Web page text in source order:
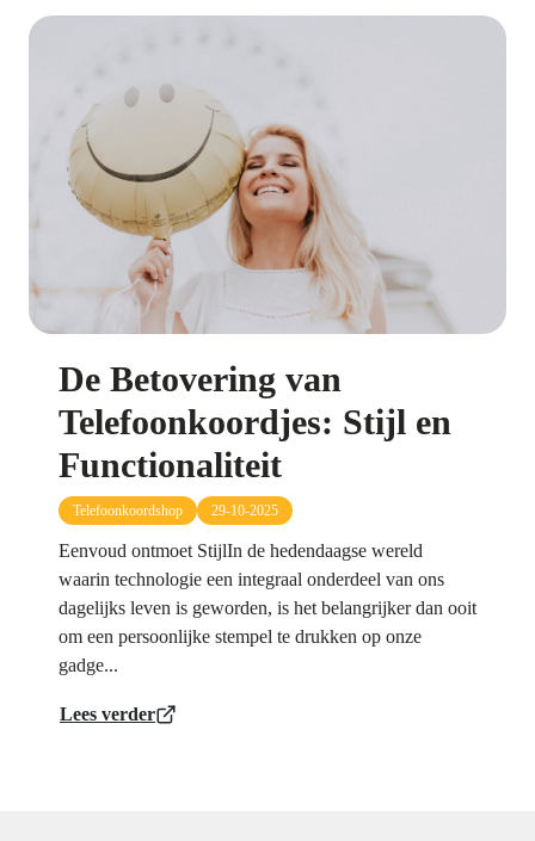
De Betovering van
Telefoonkoordjes: Stijl en
Functionaliteit
Telefoonkoordshop 29-10-2025
Eenvoud ontmoet StijlIn de hedendaagse wereld
waarin technologie een integraal onderdeel van ons
dagelijks leven is geworden, is het belangrijker dan ooit
om een persoonlijke stempel te drukken op onze
gadge...
Lees verder